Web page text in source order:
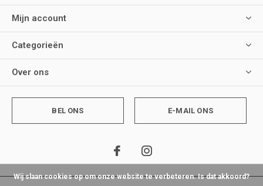
Mijn account
Categorieën
Over ons
BEL ONS E-MAIL ONS
Wij slaan cookies op om onze website te verbeteren. Is dat akkoord?